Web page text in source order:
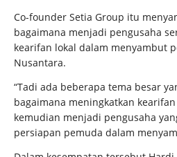
Co-founder Setia Group itu
bagaimana menjadi pengusaha
kearifan lokal dalam menyambut
Nusantara.
“Tadi ada beberapa tema besar
bagaimana meningkatkan
kemudian menjadi pengusaha
persiapan pemuda dalam